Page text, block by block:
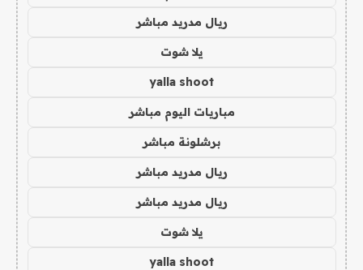
ريال مدريد مباشر
يلا شوت
yalla shoot
مباريات اليوم مباشر
برشلونة مباشر
ريال مدريد مباشر
ريال مدريد مباشر
يلا شوت
yalla shoot